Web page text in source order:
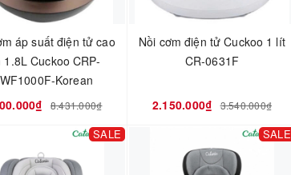
áp suất điện tử cao
1.8L Cuckoo CRP-
Korean
8.431.000₫
Nồi cơm điện tử Cuckoo 1 lít
CR-0631F
2.150.000₫ 3.540.000₫
SALE SALE